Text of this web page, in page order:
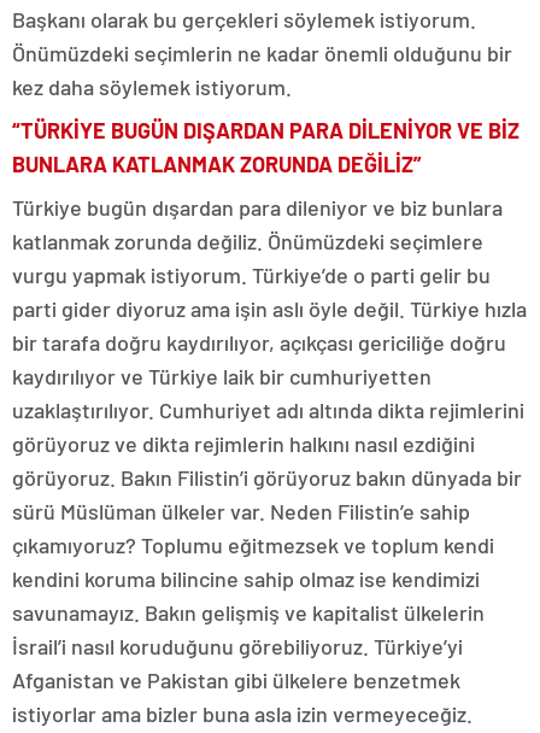
Başkanı olarak bu gerçekleri söylemek istiyorum.
Önümüzdeki seçimlerin ne kadar önemli olduğunu bir
kez daha söylemek istiyorum.
“TÜRKİYE BUGÜN DIŞARDAN PARA DİLENİYOR VE BİZ
BUNLARA KATLANMAK ZORUNDA DEĞİLİZ”
Türkiye bugün dışardan para dileniyor ve biz bunlara
katlanmak zorunda değiliz. Önümüzdeki seçimlere
vurgu yapmak istiyorum. Türkiye’de o parti gelir bu
parti gider diyoruz ama işin aslı öyle değil. Türkiye hızla
bir tarafa doğru kaydırılıyor, açıkçası gericiliğe doğru
kaydırılıyor ve Türkiye laik bir cumhuriyetten
uzaklaştırılıyor. Cumhuriyet adı altında dikta rejimlerini
görüyoruz ve dikta rejimlerin halkını nasıl ezdiğini
görüyoruz. Bakın Filistin’i görüyoruz bakın dünyada bir
sürü Müslüman ülkeler var. Neden Filistin’e sahip
çıkamıyoruz? Toplumu eğitmezsek ve toplum kendi
kendini koruma bilincine sahip olmaz ise kendimizi
savunamayız. Bakın gelişmiş ve kapitalist ülkelerin
İsrail’i nasıl koruduğunu görebiliyoruz. Türkiye’yi
Afganistan ve Pakistan gibi ülkelere benzetmek
istiyorlar ama bizler buna asla izin vermeyeceğiz.